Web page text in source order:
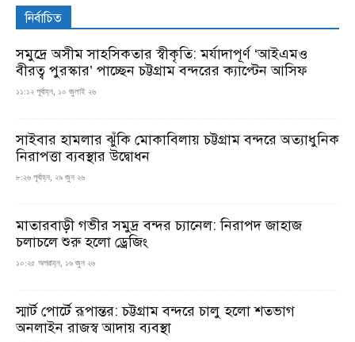
নির্বাচিত
সমুদ্রে অসীম সাহসিকতার স্বীকৃতি: মর্যাদাপূর্ণ ‘আইএমও
বীরত্ব পুরস্কার’ পাচ্ছেন চট্টগ্রাম বন্দরের ক্যাপ্টেন আসিফ
১১:১২ পূর্বাহ্ন, ১০ জুলাই ২৬
সাইবার হামলার ঝুঁকি মোকাবিলায় চট্টগ্রাম বন্দরে অত্যাধুনিক
নিরাপত্তা ব্যবস্থার উদ্বোধন
৮:২৬ পূর্বাহ্ন, ২৯ জুন ২৬
মাতারবাড়ী গভীর সমুদ্র বন্দর চ্যানেল: নিরাপদ জাহাজ
চলাচলে শুরু হলো ড্রেজিং
১০:২৫ অপরাহ্ন, ১৬ জুন ২৬
স্মার্ট পোর্টে রূপান্তর: চট্টগ্রাম বন্দরে চালু হলো শতভাগ
অনলাইন রাজস্ব আদায় ব্যবস্থা